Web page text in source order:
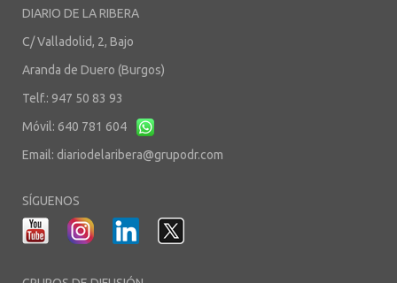
DIARIO DE LA RIBERA
C/ Valladolid, 2, Bajo
Aranda de Duero (Burgos)
Telf.: 947 50 83 93
Móvil: 640 781 604
Email: diariodelaribera@grupodr.com
SÍGUENOS